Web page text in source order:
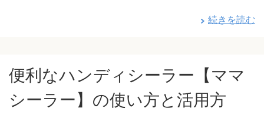
続きを読む
便利なハンディシーラー【ママ
シーラー】の使い方と活用方